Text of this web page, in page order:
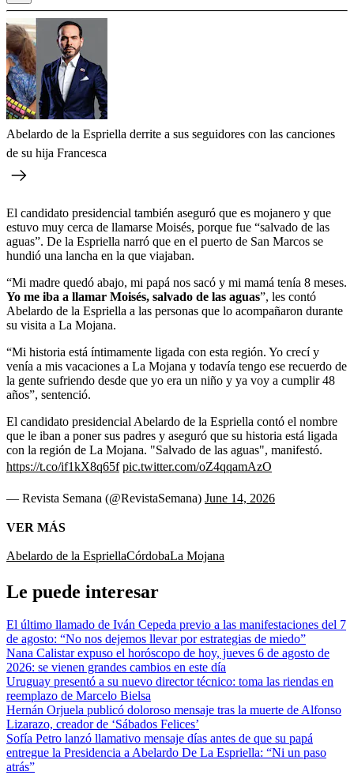
Abelardo de la Espriella derrite a sus seguidores con las canciones
de su hija Francesca
El candidato presidencial también aseguró que es mojanero y que
estuvo muy cerca de llamarse Moisés, porque fue “salvado de las
aguas”. De la Espriella narró que en el puerto de San Marcos se
hundió una lancha en la que viajaban.
“Mi madre quedó abajo, mi papá nos sacó y mi mamá tenía 8 meses.
Yo me iba a llamar Moisés, salvado de las aguas”, les contó
Abelardo de la Espriella a las personas que lo acompañaron durante
su visita a La Mojana.
“Mi historia está íntimamente ligada con esta región. Yo crecí y
venía a mis vacaciones a La Mojana y todavía tengo ese recuerdo de
la gente sufriendo desde que yo era un niño y ya voy a cumplir 48
años”, sentenció.
El candidato presidencial Abelardo de la Espriella contó el nombre
que le iban a poner sus padres y aseguró que su historia está ligada
con la región de La Mojana. "Salvado de las aguas", manifestó.
https://t.co/if1kX8q65f pic.twitter.com/oZ4qqamAzO
— Revista Semana (@RevistaSemana) June 14, 2026
VER MÁS
Abelardo de la EspriellaCórdobaLa Mojana
Le puede interesar
El último llamado de Iván Cepeda previo a las manifestaciones del 7
de agosto: “No nos dejemos llevar por estrategias de miedo”
Nana Calistar expuso el horóscopo de hoy, jueves 6 de agosto de
2026: se vienen grandes cambios en este día
Uruguay presentó a su nuevo director técnico: toma las riendas en
reemplazo de Marcelo Bielsa
Hernán Orjuela publicó doloroso mensaje tras la muerte de Alfonso
Lizarazo, creador de ‘Sábados Felices’
Sofía Petro lanzó llamativo mensaje días antes de que su papá
entregue la Presidencia a Abelardo De La Espriella: “Ni un paso
atrás”